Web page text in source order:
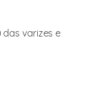
varizes e